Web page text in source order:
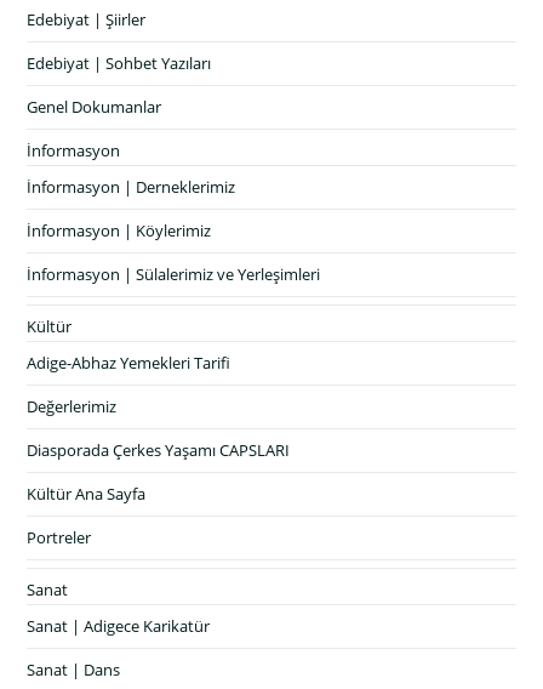
Edebiyat | Şiirler
Edebiyat | Sohbet Yazıları
Genel Dokumanlar
İnformasyon
İnformasyon | Derneklerimiz
İnformasyon | Köylerimiz
İnformasyon | Sülalerimiz ve Yerleşimleri
Kültür
Adige-Abhaz Yemekleri Tarifi
Değerlerimiz
Diasporada Çerkes Yaşamı CAPSLARI
Kültür Ana Sayfa
Portreler
Sanat
Sanat | Adigece Karikatür
Sanat | Dans